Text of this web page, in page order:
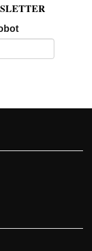
Email